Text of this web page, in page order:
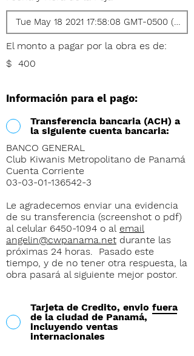
El monto a pagar por la obra es de:
$ 400
Información para el pago:
Transferencia bancaria (ACH) a
la siguiente cuenta bancaria:
BANCO GENERAL
Club Kiwanis Metropolitano de Panamá
Cuenta Corriente
03-03-01-136542-3
Le agradecemos enviar una evidencia
de su transferencia (screenshot o pdf)
al celular 6450-1094 o al email
angelin@cwpanama.net durante las
próximas 24 horas. Pasado este
tiempo, y de no tener otra respuesta, la
obra pasará al siguiente mejor postor.
Tarjeta de Credito, envio fuera
de la ciudad de Panamá,
incluyendo ventas
internacionales